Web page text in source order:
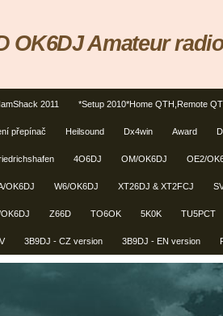
2011 *Setup 2010*Home QTH,Remote
přepínač Heilsound Dx4win Award
4O6DJ OM/OK6DJ OE2/
OK6DJ W6/OK6DJ XT26DJ & XT2FCJ
Z66D TO6OK 5K0K TU5PCT
3B9DJ - CZ version 3B9DJ - EN version
OK6DJ Amateur